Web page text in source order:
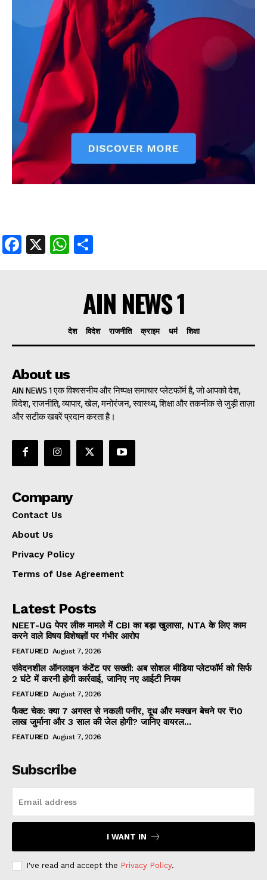
Privacy Policy
Terms of Use Agreement
Facebook
X WhatsApp
Share
Facebook
X WhatsApp
AIN NEWS 1
देश विदेश राजनीति क्राइम धर्म शिक्षा
About us
AIN NEWS 1 एक विश्वसनीय और निष्पक्ष समाचार प्लेटफॉर्म है, जो आपको देश,
विदेश, राजनीति, व्यापार, खेल, मनोरंजन, स्वास्थ्य, शिक्षा और तकनीक से जुड़ी ताज़ा
और सटीक खबरें प्रदान करता है।
Company
Contact Us
About Us
Privacy Policy
Terms of Use Agreement
Latest Posts
NEET-UG पेपर लीक मामले में CBI का बड़ा खुलासा, NTA के लिए काम
करने वाले विषय विशेषज्ञों पर गंभीर आरोप
FEATURED August 7, 2026
संवेदनशील ऑनलाइन कंटेंट पर सख्ती: अब सोशल मीडिया प्लेटफॉर्म को सिर्फ
2 घंटे में करनी होगी कार्रवाई, जानिए नए आईटी नियम
FEATURED August 7, 2026
फैक्ट चेक: क्या 7 अगस्त से नकली पनीर, दूध और मक्खन बेचने पर ₹10
लाख जुर्माना और 3 साल की जेल होगी? जानिए वायरल...
FEATURED August 7, 2026
Subscribe
I WANT IN
I've read and accept the Privacy Policy.